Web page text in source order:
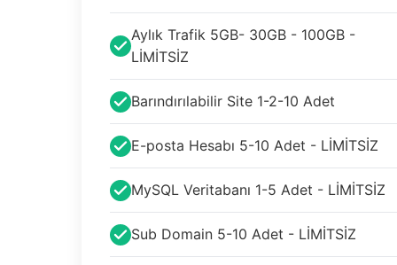
Aylık Trafik 5GB- 30GB - 100GB -
LİMİTSİZ
Barındırılabilir Site 1-2-10 Adet
E-posta Hesabı 5-10 Adet - LİMİTSİZ
MySQL Veritabanı 1-5 Adet - LİMİTSİZ
Sub Domain 5-10 Adet - LİMİTSİZ